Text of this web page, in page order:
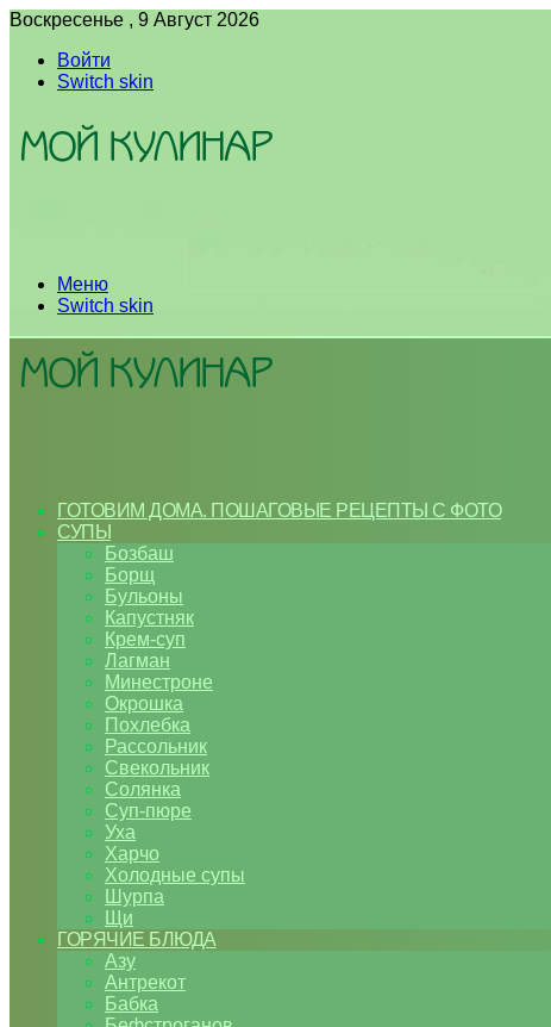
Воскресенье , 9 Август 2026
Войти
Switch skin
Меню
Switch skin
ГОТОВИМ ДОМА. ПОШАГОВЫЕ РЕЦЕПТЫ С ФОТО
СУПЫ
Бозбаш
Борщ
Бульоны
Капустняк
Крем-суп
Лагман
Минестроне
Окрошка
Похлебка
Рассольник
Свекольник
Солянка
Суп-пюре
Уха
Харчо
Холодные супы
Шурпа
Щи
ГОРЯЧИЕ БЛЮДА
Азу
Антрекот
Бабка